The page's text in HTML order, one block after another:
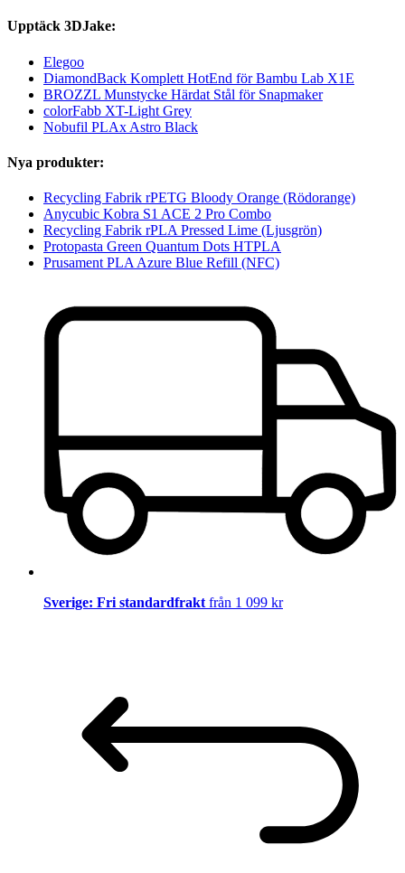
Upptäck 3DJake:
Elegoo
DiamondBack Komplett HotEnd för Bambu Lab X1E
BROZZL Munstycke Härdat Stål för Snapmaker
colorFabb XT-Light Grey
Nobufil PLAx Astro Black
Nya produkter:
Recycling Fabrik rPETG Bloody Orange (Rödorange)
Anycubic Kobra S1 ACE 2 Pro Combo
Recycling Fabrik rPLA Pressed Lime (Ljusgrön)
Protopasta Green Quantum Dots HTPLA
Prusament PLA Azure Blue Refill (NFC)
Sverige: Fri standardfrakt från 1 099 kr